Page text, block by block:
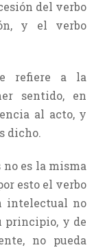
del verbo
y el verbo
refiere a la
sentido, en
al acto, y
dicho.
no es la misma
esto el verbo
intelectual no
principio, y de
no pueda